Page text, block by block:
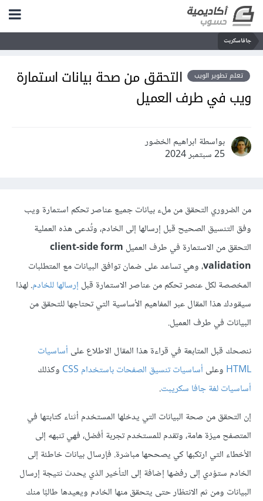
جافاسكربت
تعلم تطوير الويب
التحقق من صحة بيانات استمارة
ويب في طرف العميل
بواسطة ابراهيم الخضور
25 سبتمبر 2024
من الضروري التحقق من ملء بيانات جميع عناصر تحكم استمارة ويب
وفق التنسيق الصحيح قبل إرسالها إلى الخادم، وتُدعى هذه العملية
التحقق من الاستمارة في طرف العميل client-side form
validation، وهي تساعد على ضمان توافق البيانات مع المتطلبات
المخصصة لكل عنصر تحكم من عناصر الاستمارة قبل إرسالها للخادم. لهذا
سيقودك هذا المقال عبر المفاهيم اﻷساسية التي تحتاجها للتحقق من
البيانات في طرف العميل.
ننصحك قبل المتابعة في قراءة هذا المقال الاطلاع على أساسيات
HTML وعلى أساسيات تنسيق الصفحات باستخدام CSS
وكذلك
أساسيات لغة جافا سكريبت.
إن التحقق من صحة البيانات التي يدخلها المستخدم أثناء كتابتها في
المتصفح ميزة هامة، وتقدم للمستخدم تجربة أفضل، فهي تنبهه إلى
اﻷخطاء التي ارتكبها كي يصححها مباشرة. فإرسال بيانات خاطئة إلى
الخادم ستؤدي إلى رفضها إضافة إلى التأخير الذي يحدث نتيجة إرسال
البيانات ومن ثم الانتظار حتى يتحقق منها الخادم ويعيدها طالبًا منك